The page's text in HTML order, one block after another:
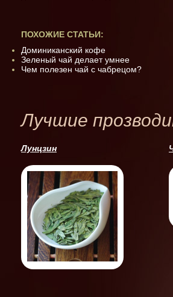
ПОХОЖИЕ СТАТЬИ:
Доминиканский кофе
Зеленый чай делает умнее
Чем полезен чай с чабрецом?
Лучшие
Лунцзин